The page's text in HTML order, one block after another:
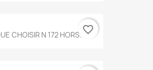
CHOISIR N 172 HORS...favorite_border